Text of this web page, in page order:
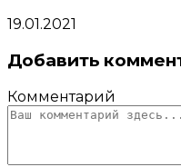
19.01.2021
Добавить
Комментарий